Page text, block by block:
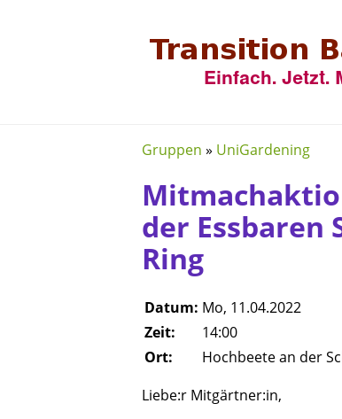
Gruppen » UniGardening
der Essbaren
Ring
Datum: Mo, 11.04.2022
Zeit:
14:00
Ort:
Hochbeete an der
Liebe:r Mitgärtner:in,